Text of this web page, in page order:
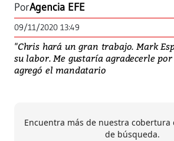
PorAgencia EFE
09/11/2020 13:49
"Chris hará un gran trabajo. Mark
su labor. Me gustaría agradecerle por
agregó el mandatario
Encuentra más de nuestra cobertura
de búsqueda.